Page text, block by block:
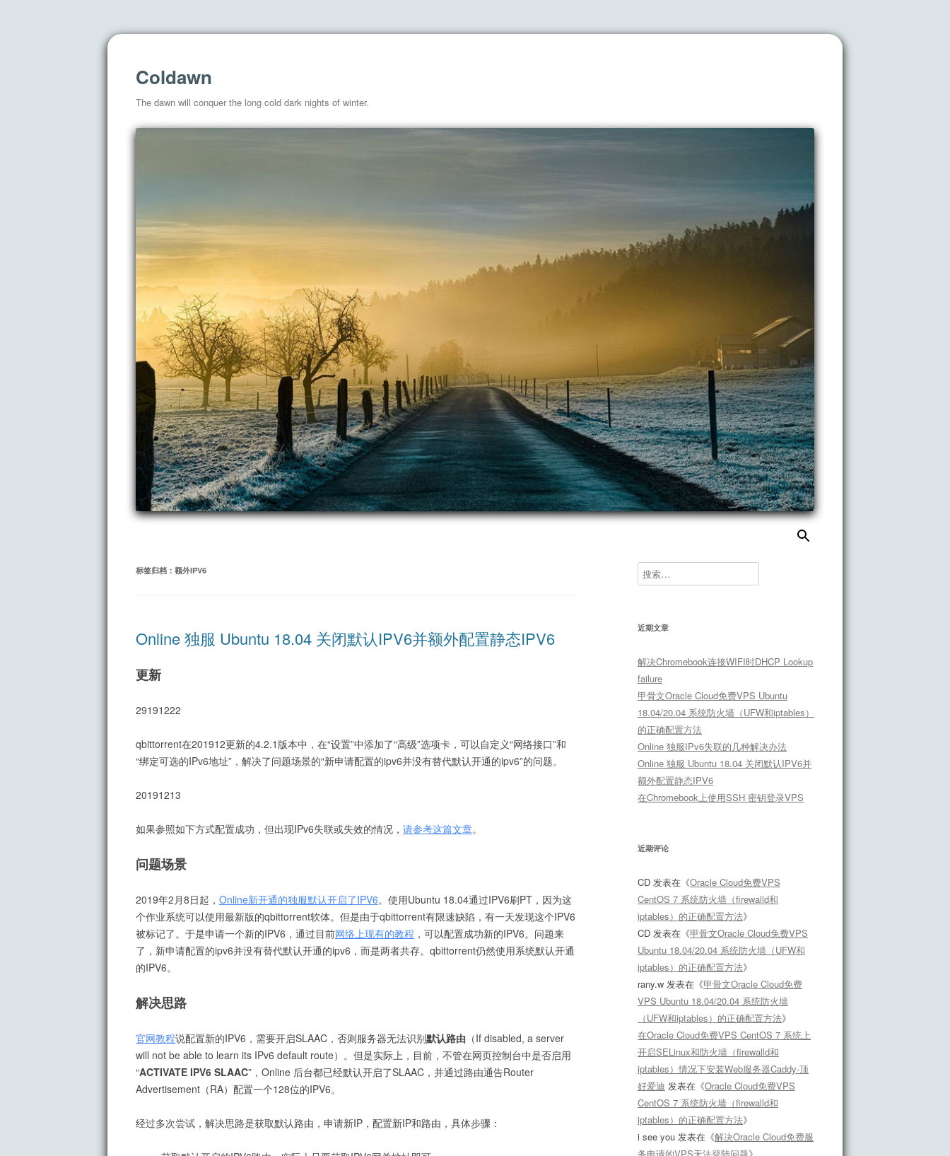
Coldawn
The dawn will conquer the long cold dark nights of winter.
搜
索：
标签归档： 额外IPV6
Online 独服 Ubuntu 18.04 关闭默认IPV6并额外配置静态IPV6
更新
29191222
qbittorrent在201912更新的4.2.1版本中，在“设置”中添加了“高级”选项卡，可以自定义“网络接口”和
“绑定可选的IPv6地址”，解决了问题场景的“新申请配置的ipv6并没有替代默认开通的ipv6”的问题。
20191213
如果参照如下方式配置成功，但出现IPv6失联或失效的情况， 请参考这篇文章。
问题场景
2019年2月8日起， Online新开通的独服默认开启了IPV6。使用Ubuntu 18.04通过IPV6刷PT，因为这
个作业系统可以使用最新版的qbittorrent软体。但是由于qbittorrent有限速缺陷，有一天发现这个IPV6
被标记了。于是申请一个新的IPV6，通过目前网络上现有的教程 ，可以配置成功新的IPV6。问题来
了，新申请配置的ipv6并没有替代默认开通的ipv6，而是两者共存。qbittorrent仍然使用系统默认开通
的IPV6。
解决思路
官网教程说配置新的IPV6，需要开启SLAAC，否则服务器无法识别默认路由 （If disabled, a server
will not be able to learn its IPv6 default route）。但是实际上，目前，不管在网页控制台中是否启用
“ACTIVATE IPV6 SLAAC”，Online 后台都已经默认开启了SLAAC，并通过路由通告Router
Advertisement（RA）配置一个128位的IPV6。
经过多次尝试，解决思路是获取默认路由，申请新IP，配置新IP和路由，具体步骤：
搜
索：
近期文章
解决Chromebook连接WIFI时DHCP Lookup
failure
甲骨文Oracle Cloud免费VPS Ubuntu
18.04/20.04 系统防火墙（UFW和iptables）
的正确配置方法
Online 独服IPv6失联的几种解决办法
Online 独服 Ubuntu 18.04 关闭默认IPV6并
额外配置静态IPV6
在Chromebook上使用SSH 密钥登录VPS
近期评论
CD 发表在《Oracle Cloud免费VPS
CentOS 7 系统防火墙（firewalld和
iptables）的正确配置方法》
CD 发表在《甲骨文Oracle Cloud免费VPS
Ubuntu 18.04/20.04 系统防火墙（UFW和
iptables）的正确配置方法》
rany.w 发表在《甲骨文Oracle Cloud免费
VPS Ubuntu 18.04/20.04 系统防火墙
（UFW和iptables）的正确配置方法》
在Oracle Cloud免费VPS CentOS 7 系统上
开启SELinux和防火墙（firewalld和
iptables）情况下安装Web服务器Caddy-顶
好爱迪 发表在《Oracle Cloud免费VPS
CentOS 7 系统防火墙（firewalld和
iptables）的正确配置方法》
i see you 发表在《解决Oracle Cloud免费服